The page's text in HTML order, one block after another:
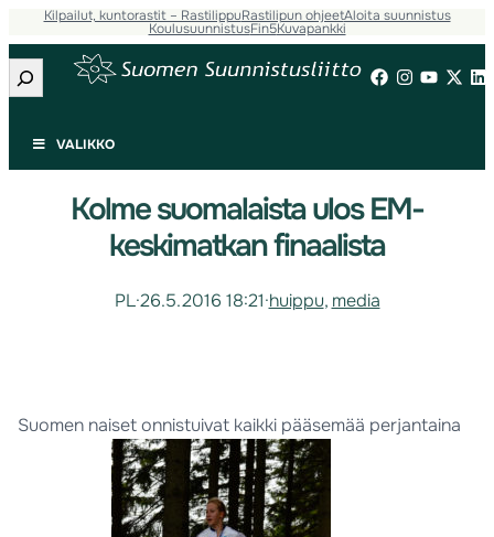
Kilpailut, kuntorastit – RastilippuRastilipun ohjeetAloita suunnistus
KoulusuunnistusFin5Kuvapankki
Etsi
VALIKKO
Kolme suomalaista ulos EM-
keskimatkan finaalista
PL·26.5.2016 18:21·huippu, media
Suomen naiset onnistuivat kaikki pääsemää perjantaina